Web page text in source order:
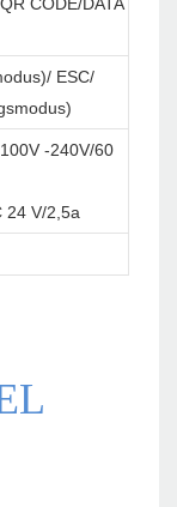
ESC/
-240V/60
24 V/2,5a